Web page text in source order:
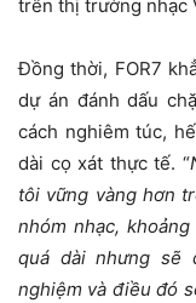
trên thị trường nhạc
Đồng thời, FOR7
dự án đánh dấu
cách nghiêm túc,
dài cọ xát thực tế. “
tôi vững vàng hơn
nhóm nhạc,
quá dài nhưng sẽ
nghiệm và điều đó